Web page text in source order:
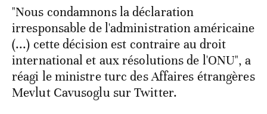
"Nous condamnons la déclaration
irresponsable de l'administration américaine
(...) cette décision est contraire au droit
international et aux résolutions de l'ONU", a
réagi le ministre turc des Affaires étrangères
Mevlut Cavusoglu sur Twitter.